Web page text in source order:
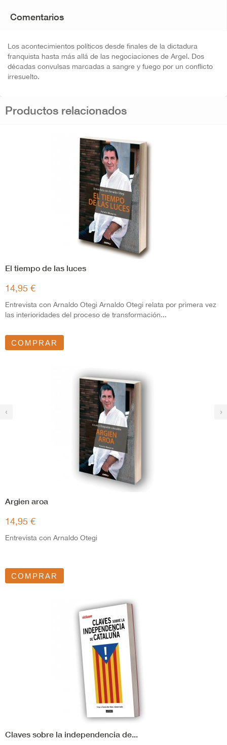
Comentarios
Los acontecimientos políticos desde finales de la dictadura
franquista hasta más allá de las negociaciones de Argel. Dos
décadas convulsas marcadas a sangre y fuego por un conflicto
irresuelto.
Productos relacionados
‹ ›
El tiempo de las luces
14,95 €
Entrevista con Arnaldo Otegi Arnaldo Otegi relata por primera vez
las interioridades del proceso de transformación...
COMPRAR
Argien aroa
14,95 €
Entrevista con Arnaldo Otegi
COMPRAR
Claves sobre la independencia de...